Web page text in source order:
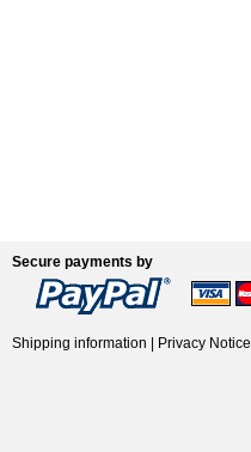
Secure payments by
Shipping information Privacy Notice